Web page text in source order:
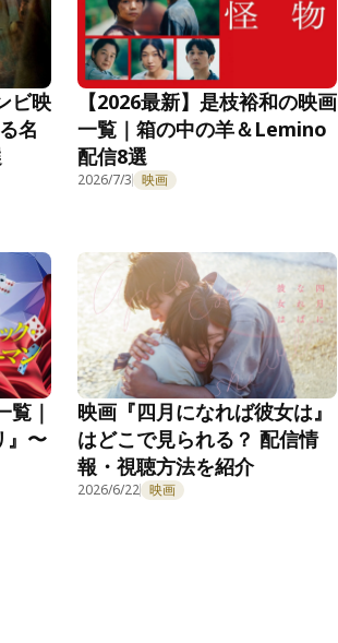
ビ映
名
【2026最新】是枝裕和の映画
一覧｜箱の中の羊＆Lemino
配信8選
2026/7/3 映画
覧｜
』〜
映画『四月になれば彼女は』
はどこで見られる？ 配信情
報・視聴方法を紹介
2026/6/22 映画